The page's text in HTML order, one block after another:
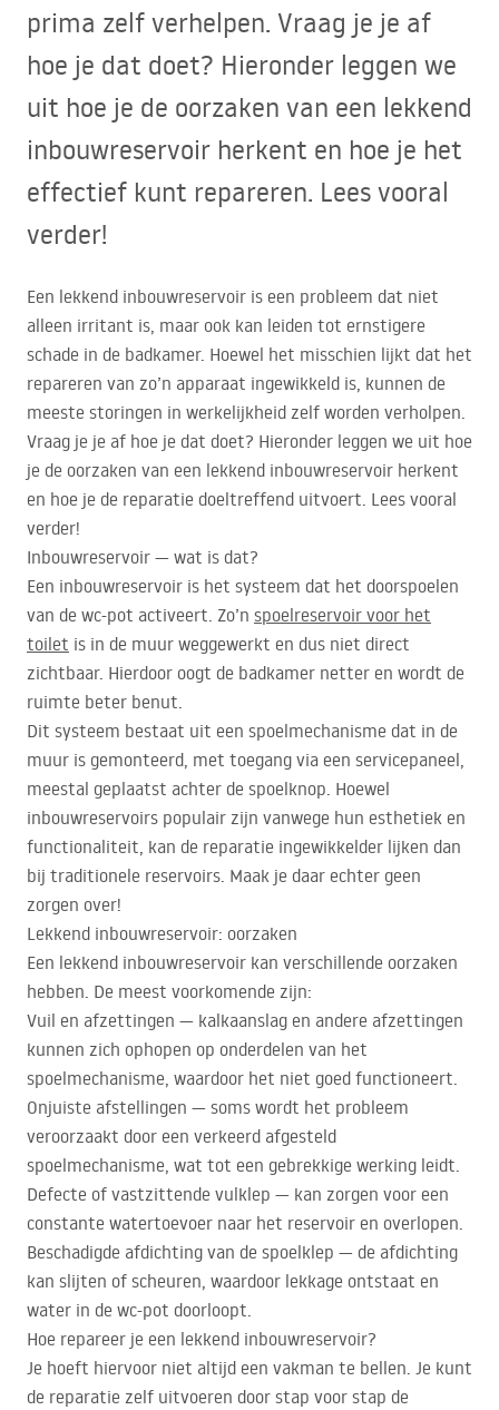
prima zelf verhelpen. Vraag je je af
hoe je dat doet? Hieronder leggen we
uit hoe je de oorzaken van een lekkend
inbouwreservoir herkent en hoe je het
effectief kunt repareren. Lees vooral
verder!
Een lekkend inbouwreservoir is een probleem dat niet
alleen irritant is, maar ook kan leiden tot ernstigere
schade in de badkamer. Hoewel het misschien lijkt dat het
repareren van zo’n apparaat ingewikkeld is, kunnen de
meeste storingen in werkelijkheid zelf worden verholpen.
Vraag je je af hoe je dat doet? Hieronder leggen we uit hoe
je de oorzaken van een lekkend inbouwreservoir herkent
en hoe je de reparatie doeltreffend uitvoert. Lees vooral
verder!
Inbouwreservoir — wat is dat?
Een inbouwreservoir is het systeem dat het doorspoelen
van de wc-pot activeert. Zo’n spoelreservoir voor het
toilet is in de muur weggewerkt en dus niet direct
zichtbaar. Hierdoor oogt de badkamer netter en wordt de
ruimte beter benut.
Dit systeem bestaat uit een spoelmechanisme dat in de
muur is gemonteerd, met toegang via een servicepaneel,
meestal geplaatst achter de spoelknop. Hoewel
inbouwreservoirs populair zijn vanwege hun esthetiek en
functionaliteit, kan de reparatie ingewikkelder lijken dan
bij traditionele reservoirs. Maak je daar echter geen
zorgen over!
Lekkend inbouwreservoir: oorzaken
Een lekkend inbouwreservoir kan verschillende oorzaken
hebben. De meest voorkomende zijn:
Vuil en afzettingen — kalkaanslag en andere afzettingen
kunnen zich ophopen op onderdelen van het
spoelmechanisme, waardoor het niet goed functioneert.
Onjuiste afstellingen — soms wordt het probleem
veroorzaakt door een verkeerd afgesteld
spoelmechanisme, wat tot een gebrekkige werking leidt.
Defecte of vastzittende vulklep — kan zorgen voor een
constante watertoevoer naar het reservoir en overlopen.
Beschadigde afdichting van de spoelklep — de afdichting
kan slijten of scheuren, waardoor lekkage ontstaat en
water in de wc-pot doorloopt.
Hoe repareer je een lekkend inbouwreservoir?
Je hoeft hiervoor niet altijd een vakman te bellen. Je kunt
de reparatie zelf uitvoeren door stap voor stap de